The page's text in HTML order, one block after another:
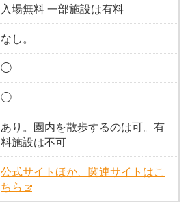
入場無料 一部施設は有料
なし。
◯
◯
あり。園内を散歩するのは可。有
料施設は不可
公式サイトほか、関連サイトはこ
ちら